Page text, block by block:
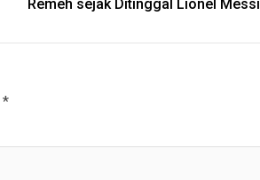
Remeh sejak Ditinggal Lionel Messi
*